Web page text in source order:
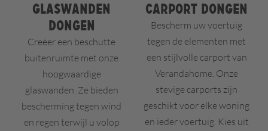
Glaswanden
Dongen
Creëer een beschutte
buitenruimte met onze
hoogwaardige
glaswanden. Ze bieden
bescherming tegen wind
en regen terwijl u volop
Carport Dongen
Bescherm uw voertuig
tegen de elementen met
een stijlvolle carport van
Verandahome. Onze
stevige carports zijn
geschikt voor elke woning
en ieder voertuig. Kies uit